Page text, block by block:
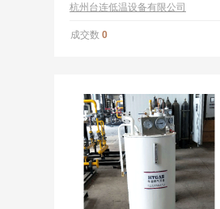
杭州台连低温设备有限公司
成交数 0